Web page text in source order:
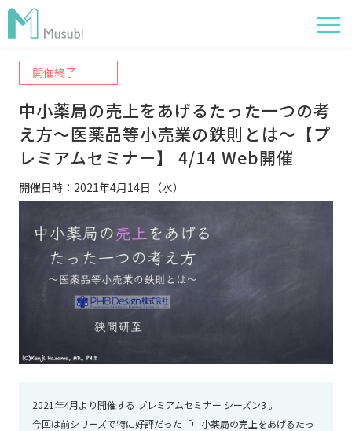
電子薬歴
服薬フォロー
経営管理
AI在庫管理
サポート・価格
お役立ち情報
イベント
開催終了
中小薬局の売上をあげるたった一つの考
え方～医薬品等小売業の鉄則とは～【プ
レミアムセミナー】 4/14 Web開催
開催日時：2021年4月14日（水）
2021年4月より開催する プレミアムセミナー シーズン3 。
今回は前シリーズで特に好評だった「中小薬局の売上をあげるたっ